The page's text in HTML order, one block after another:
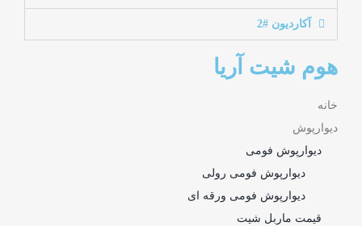
آکاردیون #2
هوم شیت آریا
خانه
دیوارپوش
دیوارپوش فومی
دیوارپوش فومی رولی
دیوارپوش فومی ورقه ای
قیمت ماربل شیت